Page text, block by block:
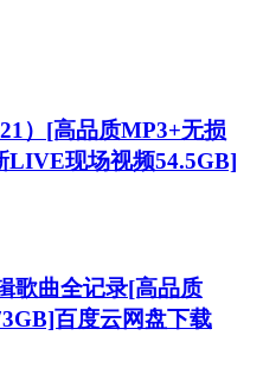
）[高品质MP3+无损
LIVE现场视频54.5GB]
歌曲全记录[高品质
百度云网盘下载